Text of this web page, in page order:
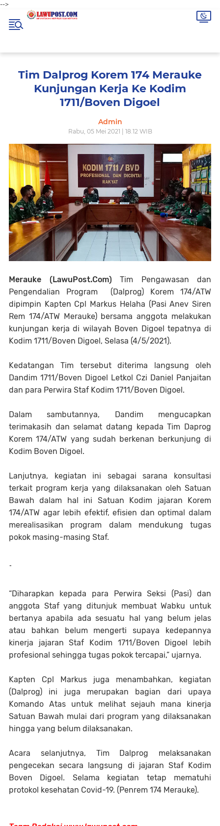
-->
Tim Dalprog Korem 174 Merauke
Kunjungan Kerja Ke Kodim
1711/Boven Digoel
Admin
Rabu, 05 Mei 2021 | 18.12 WIB
Merauke (LawuPost.Com) Tim Pengawasan dan
Pengendalian Program (Dalprog) Korem 174/ATW
dipimpin Kapten Cpl Markus Helaha (Pasi Anev Siren
Rem 174/ATW Merauke) bersama anggota melakukan
kunjungan kerja di wilayah Boven Digoel tepatnya di
Kodim 1711/Boven Digoel, Selasa (4/5/2021).
Kedatangan Tim tersebut diterima langsung oleh
Dandim 1711/Boven Digoel Letkol Czi Daniel Panjaitan
dan para Perwira Staf Kodim 1711/Boven Digoel.
Dalam sambutannya, Dandim mengucapkan
terimakasih dan selamat datang kepada Tim Daprog
Korem 174/ATW yang sudah berkenan berkunjung di
Kodim Boven Digoel.
Lanjutnya, kegiatan ini sebagai sarana konsultasi
terkait program kerja yang dilaksanakan oleh Satuan
Bawah dalam hal ini Satuan Kodim jajaran Korem
174/ATW agar lebih efektif, efisien dan optimal dalam
merealisasikan program dalam mendukung tugas
pokok masing-masing Staf.
-
“Diharapkan kepada para Perwira Seksi (Pasi) dan
anggota Staf yang ditunjuk membuat Wabku untuk
bertanya apabila ada sesuatu hal yang belum jelas
atau bahkan belum mengerti supaya kedepannya
kinerja jajaran Staf Kodim 1711/Boven Digoel lebih
profesional sehingga tugas pokok tercapai,” ujarnya.
Kapten Cpl Markus juga menambahkan, kegiatan
(Dalprog) ini juga merupakan bagian dari upaya
Komando Atas untuk melihat sejauh mana kinerja
Satuan Bawah mulai dari program yang dilaksanakan
hingga yang belum dilaksanakan.
Acara selanjutnya, Tim Dalprog melaksanakan
pengecekan secara langsung di jajaran Staf Kodim
Boven Digoel. Selama kegiatan tetap mematuhi
protokol kesehatan Covid-19. (Penrem 174 Merauke).